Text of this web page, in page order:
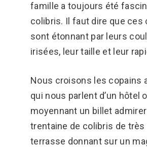
famille a toujours été
colibris. Il faut dire que ces
sont étonnant par leurs
irisées, leur taille et leur
Nous croisons les copains
qui nous parlent d’un hôtel
moyennant un billet
trentaine de colibris de très
terrasse donnant sur un